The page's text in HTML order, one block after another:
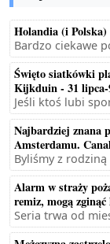
Holandia (i Polska)
Bardzo ciekawe
Święto siatkówki
Kijkduin - 31 lipca-
Jeśli ktoś lubi
Najbardziej znana
Amsterdamu.
Byliśmy z
Alarm w straży
remiz, mogą zginąć
Seria trwa od